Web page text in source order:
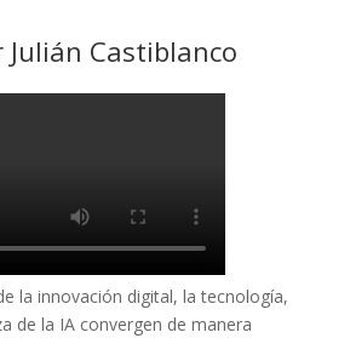
Julián Castiblanco
la innovación digital, la tecnología,
de la IA convergen de manera